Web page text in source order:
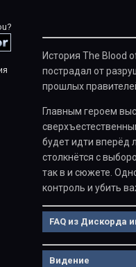
История The Blood
пострадал от
прошлых
Главным героем
будет идти вперёд
столкнётся с
так в и сюжете.
контроль и убить
FAQ из Дискорда
Видение